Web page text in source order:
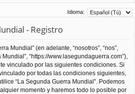
Idioma:
- Registro
Mundial” (en adelante, “nosotros”, “nos”,
Mundial”, “https://www.lasegundaguerra.com”),
vinculado por las siguientes condiciones. Si
por todas las condiciones siguientes,
“La Segunda Guerra Mundial”. Podemos
momento y haremos todo lo posible por